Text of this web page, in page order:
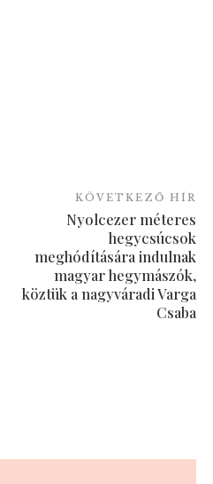
KÖVETKEZŐ HÍR
Nyolcezer méteres
hegycsúcsok
meghódítására indulnak
magyar hegymászók,
köztük a nagyváradi Varga
Csaba